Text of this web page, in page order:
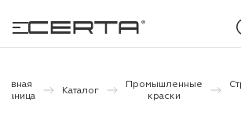
Каталог
Промышленные
краски